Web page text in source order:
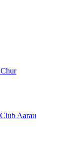
Aarau